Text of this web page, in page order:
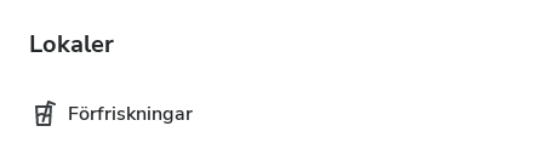
Lokaler
Förfriskningar